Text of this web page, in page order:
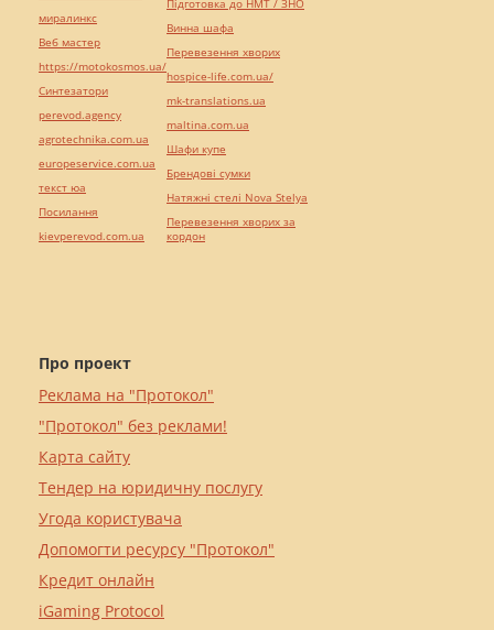
Про проект
Реклама на "Протокол"
"Протокол" без реклами!
Карта сайту
Тендер на юридичну послугу
Угода користувача
Допомогти ресурсу "Протокол"
Кредит онлайн
iGaming Protocol
миралинкс
Веб мастер
https://motokosmos.ua/
Синтезатори
perevod.agency
agrotechnika.com.ua
europeservice.com.ua
текст юа
Посилання
kievperevod.com.ua
Підготовка до НМТ / ЗНО
Винна шафа
Перевезення хворих
hospice-life.com.ua/
mk-translations.ua
maltina.com.ua
Шафи купе
Брендові сумки
Натяжні стелі Nova Stelya
Перевезення хворих за
кордон